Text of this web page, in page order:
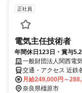
正社員
電気主任技術者
年間休日123日・賞与
一般財団法人関西電
交通・アクセス 近鉄
月給249,000円～
奈良県橿原市